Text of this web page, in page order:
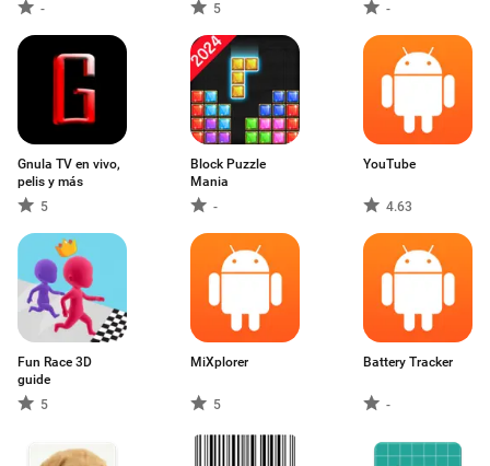
- 5
-
Gnula TV en vivo,
pelis y más
5
Block Puzzle
Mania
-
YouTube
4.63
Fun Race 3D
guide
5
MiXplorer
5
Battery Tracker
-